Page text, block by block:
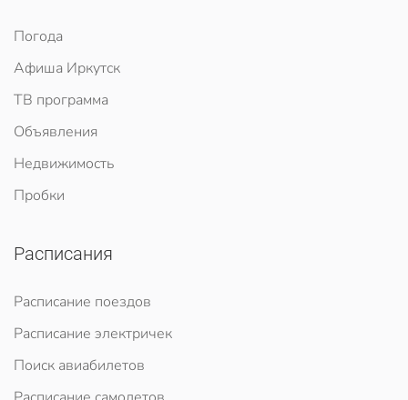
Погода
Афиша Иркутск
ТВ программа
Объявления
Недвижимость
Пробки
Расписания
Расписание поездов
Расписание электричек
Поиск авиабилетов